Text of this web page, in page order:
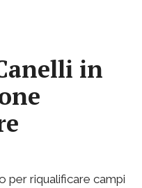
in
per riqualificare campi